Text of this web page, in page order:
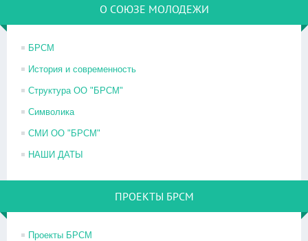
О СОЮЗЕ МОЛОДЕЖИ
БРСМ
История и современность
Структура ОО "БРСМ"
Символика
СМИ ОО "БРСМ"
НАШИ ДАТЫ
ПРОЕКТЫ БРСМ
Проекты БРСМ